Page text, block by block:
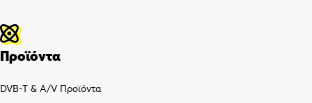
Προϊόντα
DVB-T & A/V Προϊόντα